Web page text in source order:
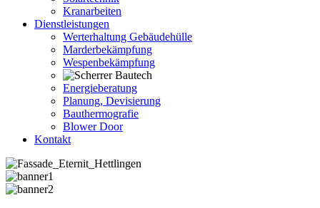
Kranarbeiten
Dienstleistungen
Werterhaltung Gebäudehülle
Marderbekämpfung
Wespenbekämpfung
Energieberatung
Planung, Devisierung
Bauthermografie
Blower Door
Kontakt